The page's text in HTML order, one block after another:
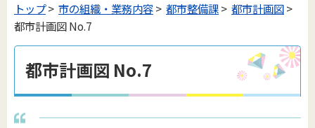
トップ> 市の組織・業務内容> 都市整備課> 都市計画図>
都市計画図 No.7
都市計画図 No.7